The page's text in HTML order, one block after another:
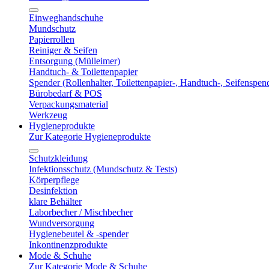
Einweghandschuhe
Mundschutz
Papierrollen
Reiniger & Seifen
Entsorgung (Mülleimer)
Handtuch- & Toilettenpapier
Spender (Rollenhalter, Toilettenpapier-, Handtuch-,
Bürobedarf & POS
Verpackungsmaterial
Werkzeug
Hygieneprodukte
Zur Kategorie Hygieneprodukte
Schutzkleidung
Infektionsschutz (Mundschutz & Tests)
Körperpflege
Desinfektion
klare Behälter
Laborbecher / Mischbecher
Wundversorgung
Hygienebeutel & -spender
Inkontinenzprodukte
Mode & Schuhe
Zur Kategorie Mode & Schuhe